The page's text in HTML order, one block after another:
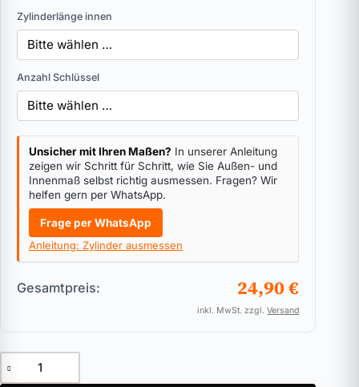
Zylinderlänge innen
Anzahl Schlüssel
Unsicher mit Ihren Maßen? In unserer Anleitung
zeigen wir Schritt für Schritt, wie Sie Außen- und
Innenmaß selbst richtig ausmessen. Fragen? Wir
helfen gern per WhatsApp.
Frage per WhatsApp
Anleitung: Zylinder ausmessen
Gesamtpreis: 24,90 €
inkl. MwSt. zzgl.Versand
Doppelzylinder ABUS A93 Menge